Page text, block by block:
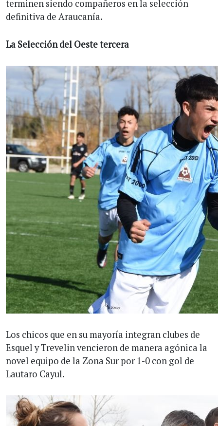
terminen siendo compañeros en la selección
definitiva de Araucanía.
La Selección del Oeste tercera
Los chicos que en su mayoría integran clubes de
Esquel y Trevelin vencieron de manera agónica la
novel equipo de la Zona Sur por 1-0 con gol de
Lautaro Cayul.